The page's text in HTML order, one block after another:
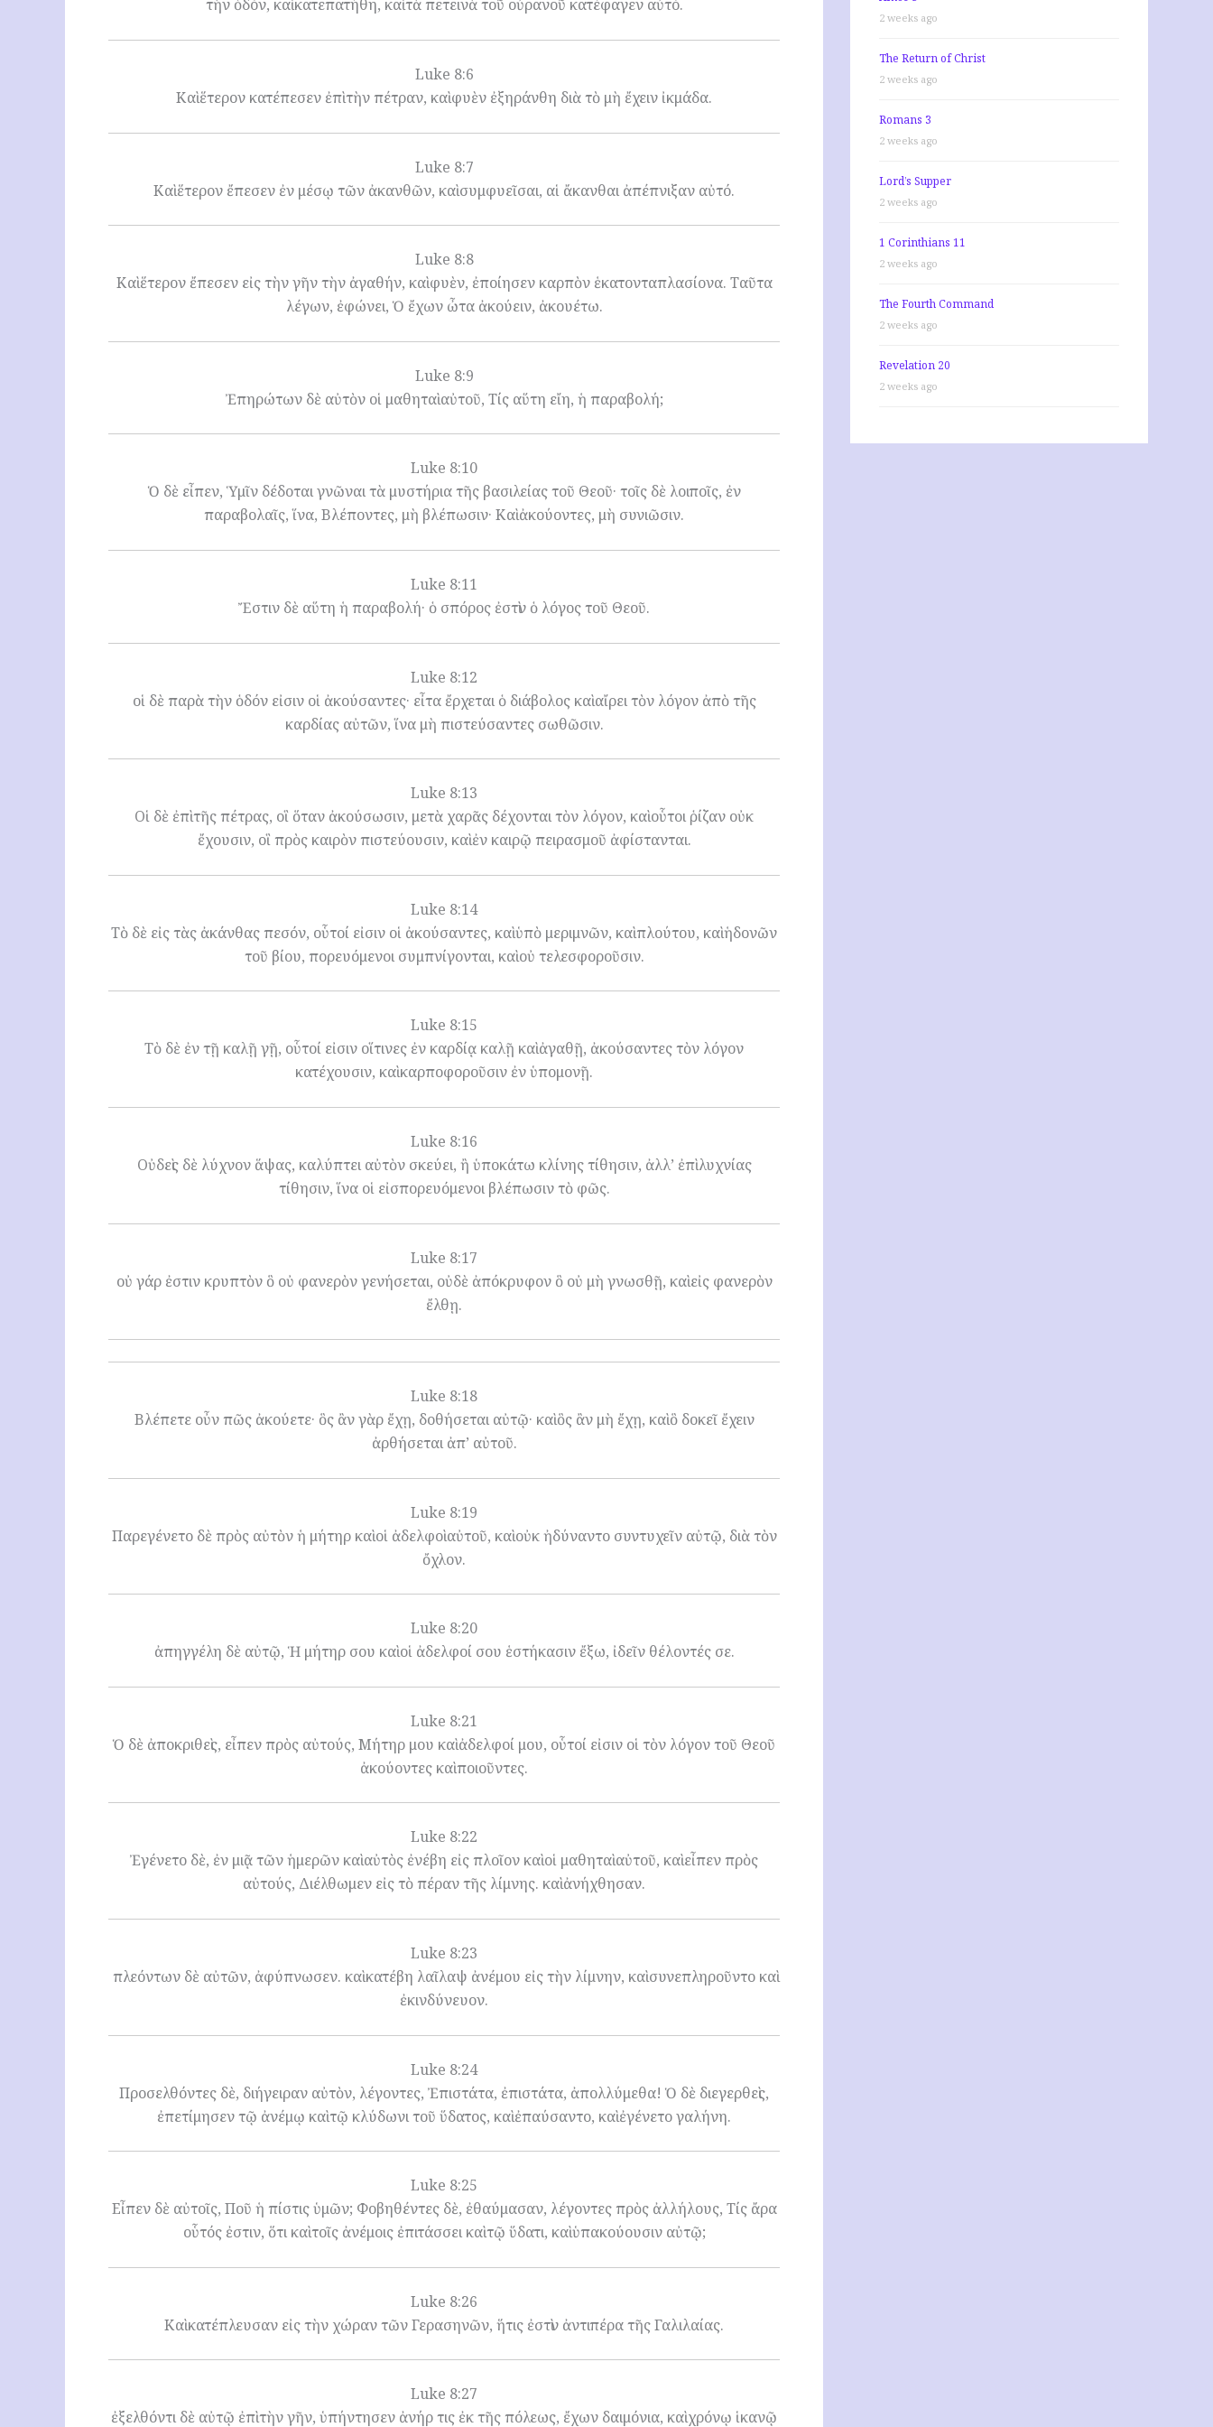
τὴν ὁδόν, καὶ κατεπατήθη, καὶ τὰ πετεινὰ τοῦ οὐρανοῦ κατέφαγεν αὐτό.
Luke 8:6
Καὶ ἕτερον κατέπεσεν ἐπὶ τὴν πέτραν, καὶ φυὲν ἐξηράνθη διὰ τὸ μὴ ἔχειν ἰκμάδα.
Luke 8:7
Καὶ ἕτερον ἔπεσεν ἐν μέσῳ τῶν ἀκανθῶν, καὶ συμφυεῖσαι, αἱ ἄκανθαι ἀπέπνιξαν αὐτό.
Luke 8:8
Καὶ ἕτερον ἔπεσεν εἰς τὴν γῆν τὴν ἀγαθήν, καὶ φυὲν, ἐποίησεν καρπὸν ἑκατονταπλασίονα. Ταῦτα
λέγων, ἐφώνει, Ὁ ἔχων ὦτα ἀκούειν, ἀκουέτω.
Luke 8:9
Ἐπηρώτων δὲ αὐτὸν οἱ μαθηταὶ αὐτοῦ, Τίς αὕτη εἴη, ἡ παραβολή;
Luke 8:10
Ὁ δὲ εἶπεν, Ὑμῖν δέδοται γνῶναι τὰ μυστήρια τῆς βασιλείας τοῦ Θεοῦ· τοῖς δὲ λοιποῖς, ἐν
παραβολαῖς, ἵνα, Βλέποντες, μὴ βλέπωσιν· Καὶ ἀκούοντες, μὴ συνιῶσιν.
Luke 8:11
Ἔστιν δὲ αὕτη ἡ παραβολή· ὁ σπόρος ἐστὶν ὁ λόγος τοῦ Θεοῦ.
Luke 8:12
οἱ δὲ παρὰ τὴν ὁδόν εἰσιν οἱ ἀκούσαντες· εἶτα ἔρχεται ὁ διάβολος καὶ αἴρει τὸν λόγον ἀπὸ τῆς
καρδίας αὐτῶν, ἵνα μὴ πιστεύσαντες σωθῶσιν.
Luke 8:13
Οἱ δὲ ἐπὶ τῆς πέτρας, οἳ ὅταν ἀκούσωσιν, μετὰ χαρᾶς δέχονται τὸν λόγον, καὶ οὗτοι ῥίζαν οὐκ
ἔχουσιν, οἳ πρὸς καιρὸν πιστεύουσιν, καὶ ἐν καιρῷ πειρασμοῦ ἀφίστανται.
Luke 8:14
Τὸ δὲ εἰς τὰς ἀκάνθας πεσόν, οὗτοί εἰσιν οἱ ἀκούσαντες, καὶ ὑπὸ μεριμνῶν, καὶ πλούτου, καὶ ἡδονῶν
τοῦ βίου, πορευόμενοι συμπνίγονται, καὶ οὐ τελεσφοροῦσιν.
Luke 8:15
Τὸ δὲ ἐν τῇ καλῇ γῇ, οὗτοί εἰσιν οἵτινες ἐν καρδίᾳ καλῇ καὶ ἀγαθῇ, ἀκούσαντες τὸν λόγον
κατέχουσιν, καὶ καρποφοροῦσιν ἐν ὑπομονῇ.
Luke 8:16
Οὐδεὶς δὲ λύχνον ἅψας, καλύπτει αὐτὸν σκεύει, ἢ ὑποκάτω κλίνης τίθησιν, ἀλλ’ ἐπὶ λυχνίας
τίθησιν, ἵνα οἱ εἰσπορευόμενοι βλέπωσιν τὸ φῶς.
Luke 8:17
οὐ γάρ ἐστιν κρυπτὸν ὃ οὐ φανερὸν γενήσεται, οὐδὲ ἀπόκρυφον ὃ οὐ μὴ γνωσθῇ, καὶ εἰς φανερὸν
ἔλθῃ.
Luke 8:18
Βλέπετε οὖν πῶς ἀκούετε· ὃς ἂν γὰρ ἔχῃ, δοθήσεται αὐτῷ· καὶ ὃς ἂν μὴ ἔχῃ, καὶ ὃ δοκεῖ ἔχειν
ἀρθήσεται ἀπ’ αὐτοῦ.
Luke 8:19
Παρεγένετο δὲ πρὸς αὐτὸν ἡ μήτηρ καὶ οἱ ἀδελφοὶ αὐτοῦ, καὶ οὐκ ἠδύναντο συντυχεῖν αὐτῷ, διὰ τὸν
ὄχλον.
Luke 8:20
ἀπηγγέλη δὲ αὐτῷ, Ἡ μήτηρ σου καὶ οἱ ἀδελφοί σου ἑστήκασιν ἔξω, ἰδεῖν θέλοντές σε.
Luke 8:21
Ὁ δὲ ἀποκριθεὶς, εἶπεν πρὸς αὐτούς, Μήτηρ μου καὶ ἀδελφοί μου, οὗτοί εἰσιν οἱ τὸν λόγον τοῦ Θεοῦ
ἀκούοντες καὶ ποιοῦντες.
Luke 8:22
Ἐγένετο δὲ, ἐν μιᾷ τῶν ἡμερῶν καὶ αὐτὸς ἐνέβη εἰς πλοῖον καὶ οἱ μαθηταὶ αὐτοῦ, καὶ εἶπεν πρὸς
αὐτούς, Διέλθωμεν εἰς τὸ πέραν τῆς λίμνης. καὶ ἀνήχθησαν.
Luke 8:23
πλεόντων δὲ αὐτῶν, ἀφύπνωσεν. καὶ κατέβη λαῖλαψ ἀνέμου εἰς τὴν λίμνην, καὶ συνεπληροῦντο καὶ
ἐκινδύνευον.
Luke 8:24
Προσελθόντες δὲ, διήγειραν αὐτὸν, λέγοντες, Ἐπιστάτα, ἐπιστάτα, ἀπολλύμεθα! Ὁ δὲ διεγερθεὶς,
ἐπετίμησεν τῷ ἀνέμῳ καὶ τῷ κλύδωνι τοῦ ὕδατος, καὶ ἐπαύσαντο, καὶ ἐγένετο γαλήνη.
Luke 8:25
Εἶπεν δὲ αὐτοῖς, Ποῦ ἡ πίστις ὑμῶν; Φοβηθέντες δὲ, ἐθαύμασαν, λέγοντες πρὸς ἀλλήλους, Τίς ἄρα
οὗτός ἐστιν, ὅτι καὶ τοῖς ἀνέμοις ἐπιτάσσει καὶ τῷ ὕδατι, καὶ ὑπακούουσιν αὐτῷ;
Luke 8:26
Καὶ κατέπλευσαν εἰς τὴν χώραν τῶν Γερασηνῶν, ἥτις ἐστὶν ἀντιπέρα τῆς Γαλιλαίας.
Luke 8:27
ἐξελθόντι δὲ αὐτῷ ἐπὶ τὴν γῆν, ὑπήντησεν ἀνήρ τις ἐκ τῆς πόλεως, ἔχων δαιμόνια, καὶ χρόνῳ ἱκανῷ
2 weeks ago
The Return of Christ
2 weeks ago
Romans 3
2 weeks ago
Lord’s Supper
2 weeks ago
1 Corinthians 11
2 weeks ago
The Fourth Command
2 weeks ago
Revelation 20
2 weeks ago